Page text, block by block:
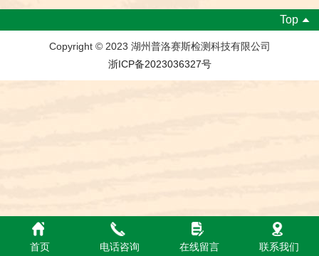
Top
Copyright © 2023 湖州普洛赛斯检测科技有限公司
浙ICP备2023036327号
首页 电话咨询 在线留言 联系我们